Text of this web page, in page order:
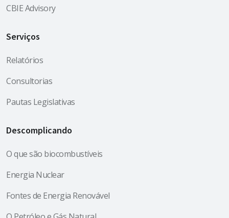
CBIE Advisory
Serviços
Relatórios
Consultorias
Pautas Legislativas
Descomplicando
O que são biocombustíveis
Energia Nuclear
Fontes de Energia Renovável